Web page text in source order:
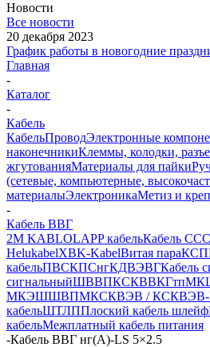
Новости
Все новости
20 декабря 2023
График работы в новогодние
Главная
-
Каталог
-
Кабель
КабельПроводЭлектронные
наконечникиКлеммы, колодки,
жгутованияМатериалы для пайки
(сетевые, компьютерные,
материалыЭлектроникаМетиз и
-
Кабель ВВГ
2M KABLOLAPP кабельКабель
HelukabelXBK-KabelВитая пара
кабельПВСКПСнгКДВЭВГКабель
сигнальныйШВВПКСКВВКГтп
МКЭШШВПМКСКВЭВ /
кабельШТЛППлоский кабель шлейф
кабельМежплатный кабель питания
-Кабель ВВГ нг(А)-LS 5×2.5